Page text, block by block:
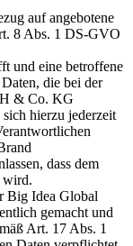
auf angebotene
8 Abs. 1 DS-GVO
und eine betroffene
die bei der
& Co. KG
sich hierzu jederzeit
dass dem
wird.
Big Idea Global
gemacht und
Art. 17 Abs. 1